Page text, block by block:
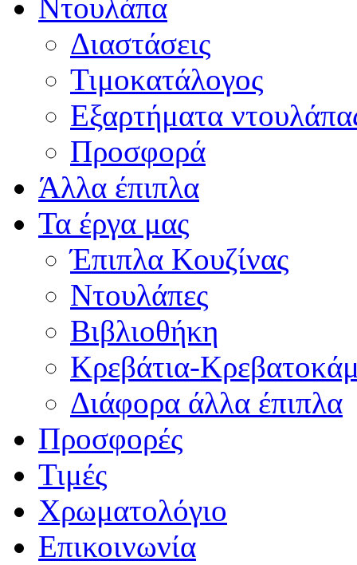
Ντουλάπα
Διαστάσεις
Τιμοκατάλογος
Εξαρτήματα
Προσφορά
Άλλα έπιπλα
Τα έργα μας
Έπιπλα Κουζίνας
Ντουλάπες
Βιβλιοθήκη
Κρεβάτια-
Διάφορα άλλα έπιπλα
Προσφορές
Τιμές
Χρωματολόγιο
Επικοινωνία